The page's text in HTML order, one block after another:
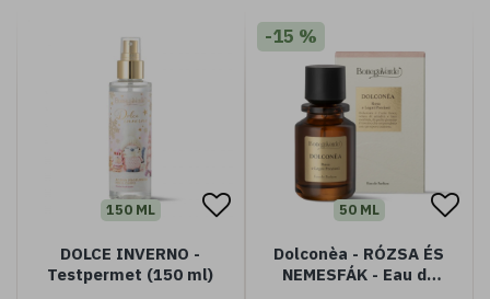
150 ML
DOLCE INVERNO -
Testpermet (150 ml)
-15 %
50 ML
Dolconèa - RÓZSA ÉS
NEMESFÁK - Eau de